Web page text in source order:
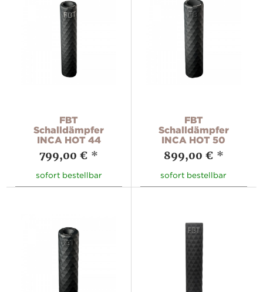
FBT
Schalldämpfer
INCA HOT 44
799,00 € *
sofort bestellbar
FBT
Schalldämpfer
INCA HOT 50
899,00 € *
sofort bestellbar